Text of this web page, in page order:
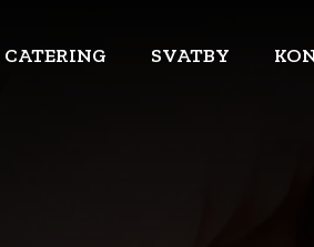
CATERING SVATBY